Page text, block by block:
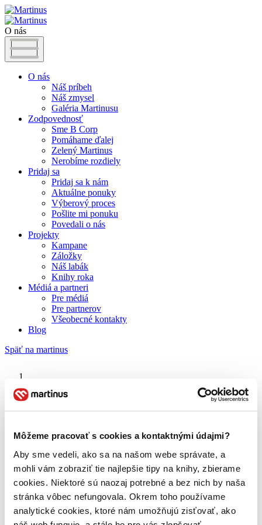
Môžeme pracovať s cookies a kontaktnými údajmi?
Aby sme vedeli, ako sa na našom webe správate, a
mohli vám zobraziť tie najlepšie tipy na knihy, zbierame
cookies. Niektoré sú naozaj potrebné a bez nich by naša
stránka vôbec nefungovala. Okrem toho používame
analytické cookies, ktoré nám umožňujú zisťovať, ako
O nás
O nás
Náš príbeh
Náš zmysel
Galéria Martinusu
Zodpovednosť
Sme B Corp
Pomáhame ďalej
Zelený Martinus
Nerobíme rozdiely
Pridaj sa
Pridaj sa k nám
Aktuálne ponuky
Výberový proces
Pošlite mi ponuku
Povedali o nás
Projekty
Kampane
Záložky
Náš labák
Knihy roka
Médiá a partneri
Pre médiá
Pre partnerov
Všeobecné kontakty
Blog
Späť na martinus
Victor Hugo
O nás
Náš príbeh
Galéria Martinusu
Zodpovednosť
Sme B Corp